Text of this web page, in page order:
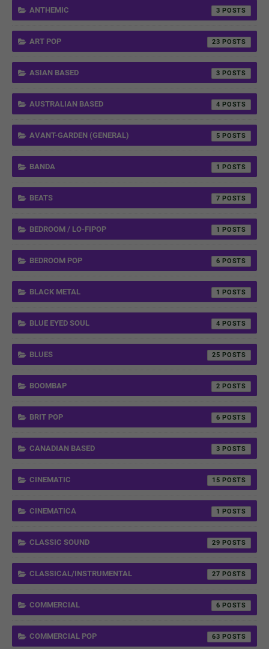
ANTHEMIC 3
ART POP 23
ASIAN BASED 3
AUSTRALIAN BASED 4
AVANT-GARDEN (GENERAL) 5
BANDA 1
BEATS 7
BEDROOM / LO-FIPOP 1
BEDROOM POP 6
BLACK METAL 1
BLUE EYED SOUL 4
BLUES 25
BOOMBAP 2
BRIT POP 6
CANADIAN BASED 3
CINEMATIC 15
CINEMATICA 1
CLASSIC SOUND 29
CLASSICAL/INSTRUMENTAL 27
COMMERCIAL 6
COMMERCIAL POP 63